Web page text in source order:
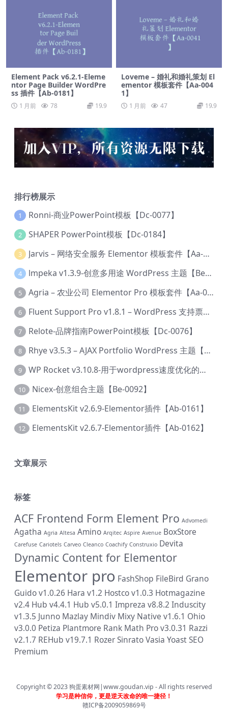
Element Pack v6.2.1-Eleme
ntor Page Builder WordPre
ss 插件【Ab-0181】
1 月前 78 19.9
Loveme – 婚礼和婚礼策划 El
ementor 模板套件【Aa-004
1】
1 月前 47 19.9
排行榜展示
1 Ronni-商业PowerPoint模板【Dc-0077】
2 SHAPER PowerPoint模板【Dc-0184】
3 Jarvis – 网络安全服务 Elementor 模板套件【Aa-0035】
4 lmpeka v1.3.9-创意多用途 WordPress 主题【Be-0064】
5 Agria – 农业公司 Elementor Pro 模板套件【Aa-0003】
6 Fluent Support Pro v1.8.1 – WordPress 支持票务系统【Cc-0041】
7 Relote-品牌指南PowerPoint模板【Dc-0076】
8 Rhye v3.5.3 – AJAX Portfolio WordPress 主题【Bi-0049】
9 WP Rocket v3.10.8-用于wordpress速度优化的缓存加速插件【Cd-0019】
10 Nicex-创意组合主题【Be-0092】
11 ElementsKit v2.6.9-Elementor插件【Ab-0161】
12 ElementsKit v2.6.7-Elementor插件【Ab-0162】
文章展示
标签
ACF Frontend Form Element Pro Advomedi
Agatha Agria Altesa Amino Arqitec Aspire Avenue BoxStore
Carefuse Cariotels Carveo Cleanco Coachify Construxio Devita
Dynamic Content for Elementor
Elementor pro FashShop FileBird Grano
Guido v1.0.26 Hara v1.2 Hostco v1.0.3 Hotmagazine
v2.4 Hub v4.4.1 Hub v5.0.1 Impreza v8.8.2 Induscity
v1.3.5 Junno Mazlay Mindiv Mixy Native v1.6.1 Ohio
v3.0.0 Petiza Plantmore Rank Math Pro v3.0.31 Razzi
v2.1.7 REHub v19.7.1 RozerSinratoVasia Yoast SEO
Premium
Copyright © 2023狗蛋素材网|www.goudan.vip - All rights reserved
学习是种信仰，更是逆天改命的唯一捷径！
赣ICP备2009059869号